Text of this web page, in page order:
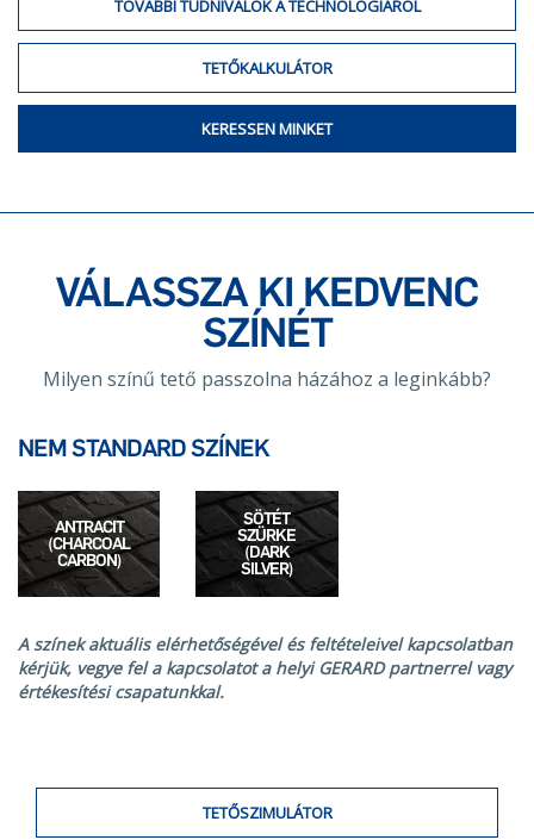
TOVÁBBI TUDNIVALÓK A TECHNOLÓGIÁRÓL
TETŐKALKULÁTOR
KERESSEN MINKET
VÁLASSZA KI KEDVENC
SZÍNÉT
Milyen színű tető passzolna házához a leginkább?
NEM STANDARD SZÍNEK
ANTRACIT
(CHARCOAL
CARBON)
SÖTÉT
SZÜRKE
(DARK
SILVER)
A színek aktuális elérhetőségével és feltételeivel kapcsolatban
kérjük, vegye fel a kapcsolatot a helyi GERARD partnerrel vagy
értékesítési csapatunkkal.
TETŐSZIMULÁTOR